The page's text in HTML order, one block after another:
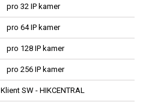
pro 32 IP kamer
pro 64 IP kamer
pro 128 IP kamer
pro 256 IP kamer
Klient SW - HIKCENTRAL